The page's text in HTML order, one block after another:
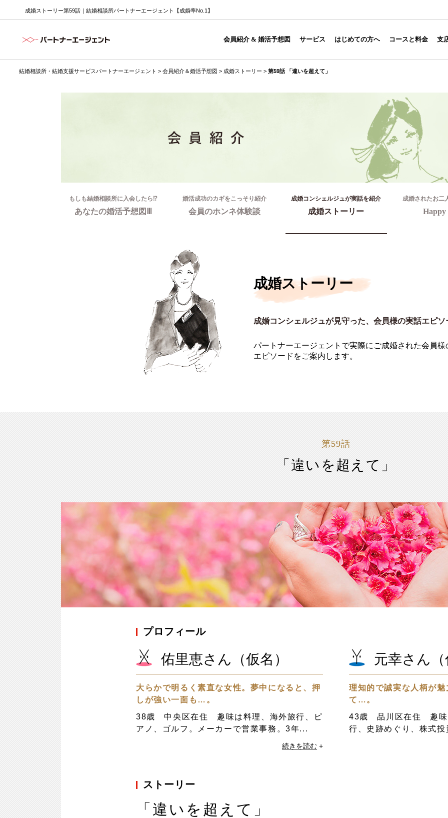
成婚ストーリー第59話｜結婚相談所パートナーエージェント【成婚率No.1】
会員紹介 & 婚活予想図 サービス はじめての方へ コースと料金 支
結婚相談所・結婚支援サービスパートナーエージェント > 会員紹介＆婚活予想図 > 成婚ストーリー > 第59話 「違いを超えて」
もしも結婚相談所に入会したら⁉
あなたの婚活予想図Ⅲ
婚活成功のカギをこっそり紹介
会員のホンネ体験談
成婚コンシェルジュが実話を紹介
成婚ストーリー
成婚されたお二
Happy
成婚ストーリー
成婚コンシェルジュが見守った、会員様の実話エピソ
パートナーエージェントで実際にご成婚された会員
エピソードをご案内します。
第59話
「違いを超えて」
プロフィール
佑里恵さん（仮名）
大らかで明るく素直な女性。夢中になると、押
しが強い一面も…。
38歳 中央区在住 趣味は料理、海外旅行、ピ
アノ、ゴルフ。メーカーで営業事務。3年...
続きを読む +
元幸さん
理知的で誠実な人柄が
て…。
43歳 品川区在住 趣味
行、史跡めぐり、株式
ストーリー
「違いを超えて」